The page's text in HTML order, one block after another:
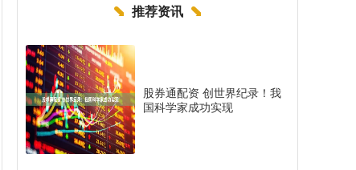
推荐资讯
股券通配资 创世界纪录！我
国科学家成功实现